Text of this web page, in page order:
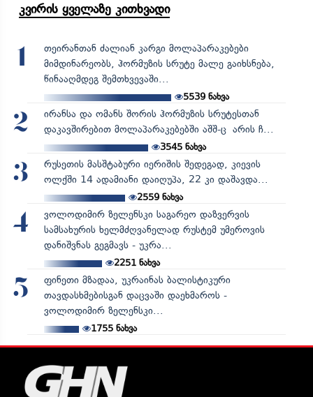
კვირის ყველაზე კითხვადი
1
თეირანთან ძალიან კარგი მოლაპარაკებები
მიმდინარეობს, ჰორმუზის სრუტე მალე გაიხსნება,
წინააღმდეგ შემთხვევაში...
5539 ნახვა
2
ირანსა და ომანს შორის ჰორმუზის სრუტესთან
დაკავშირებით მოლაპარაკებებში აშშ-ც არის ჩ...
3545ნახვა
3
რუსეთის მასშტაბური იერიშის შედეგად, კიევის
ოლქში 14 ადამიანი დაიღუპა, 22 კი დაშავდა...
2559ნახვა
4
ვოლოდიმირ ზელენსკი საგარეო დაზვერვის
სამსახურის ხელმძღვანელად რუსტემ უმეროვის
დანიშვნას გეგმავს - უკრა...
2251ნახვა
5
ფინეთი მზადაა, უკრაინას ბალისტიკური
თავდასხმებისგან დაცვაში დაეხმაროს -
ვოლოდიმირ ზელენსკი...
1755ნახვა